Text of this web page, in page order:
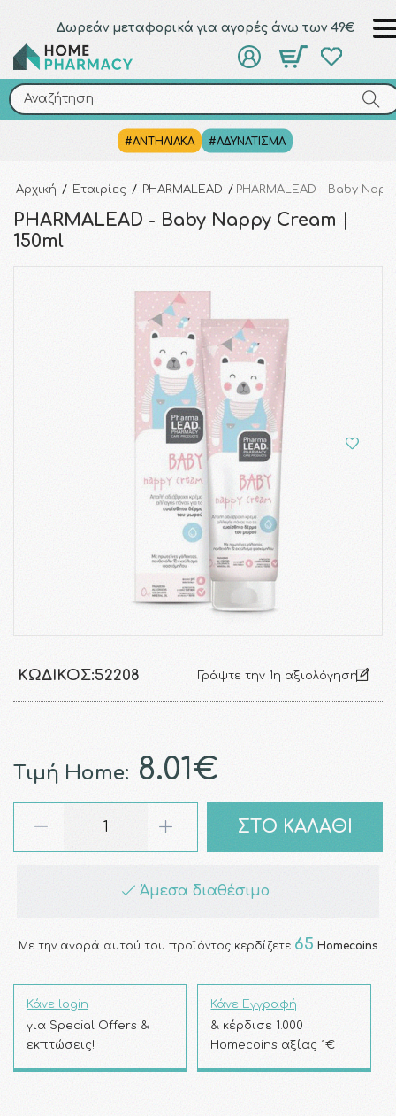
Δωρεάν μεταφορικά για αγορές άνω των 49€
Αναζήτηση
#ΑΝΤΗΛΙΑΚΑ #ΑΔΥΝΑΤΙΣΜΑ
Αναζήτηση
Αρχική / Εταιρίες / PHARMALEAD / PHARMALEAD - Baby
PHARMALEAD - Baby Nappy Cream |
150ml
ΚΩΔΙΚΌΣ:52208 Γράψτε την 1η αξιολόγηση
Τιμή Home: 8.01€
ΣΤΟ ΚΑΛΑΘΙ
Άμεσα διαθέσιμο
Με την αγορά αυτού του προϊόντος κερδίζετε 65 Homecoins
Κάνε login
για Special Offers &
εκπτώσεις!
Κάνε Εγγραφή
& κέρδισε 1.000
Homecoins αξίας 1€